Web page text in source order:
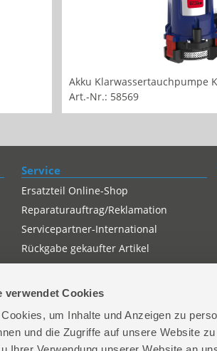
verwendet Cookies
um Inhalte und Anzeigen zu
und die Zugriffe auf unsere Website
Akku Klarwassertauchpumpe
Art.-Nr.: 58569
Service
Ersatzteil Online-Shop
Reparaturauftrag/Reklamation
Servicepartner-International
Rückgabe gekaufter Artikel